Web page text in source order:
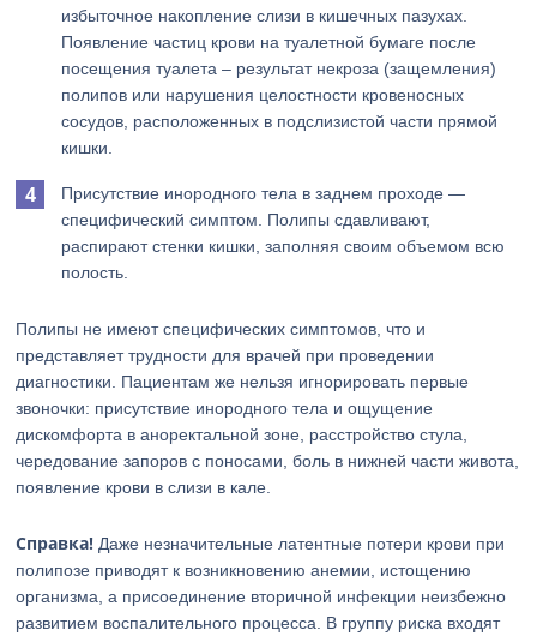
избыточное накопление слизи в кишечных пазухах.
Появление частиц крови на туалетной бумаге после
посещения туалета – результат некроза (защемления)
полипов или нарушения целостности кровеносных
сосудов, расположенных в подслизистой части прямой
кишки.
Присутствие инородного тела в заднем проходе —
специфический симптом. Полипы сдавливают,
распирают стенки кишки, заполняя своим объемом всю
полость.
Полипы не имеют специфических симптомов, что и
представляет трудности для врачей при проведении
диагностики. Пациентам же нельзя игнорировать первые
звоночки: присутствие инородного тела и ощущение
дискомфорта в аноректальной зоне, расстройство стула,
чередование запоров с поносами, боль в нижней части живота,
появление крови в слизи в кале.
Справка! Даже незначительные латентные потери крови при
полипозе приводят к возникновению анемии, истощению
организма, а присоединение вторичной инфекции неизбежно
развитием воспалительного процесса. В группу риска входят